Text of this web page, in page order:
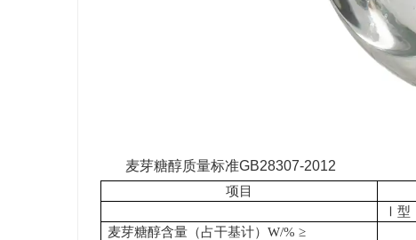
麦芽糖醇质量标准GB28307-2012
项目
Ⅰ型
麦芽糖醇含量（占干基计）W/% ≥